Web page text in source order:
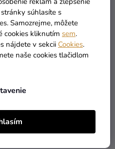
súhlasíte s
Samozrejme, môžete
cookies kliknutím sem.
nájdete v sekcii Cookies.
naše cookies tlačidlom
Sada 3 párov detských
ponožiek - Minnie Mouse
mix
4,99 €